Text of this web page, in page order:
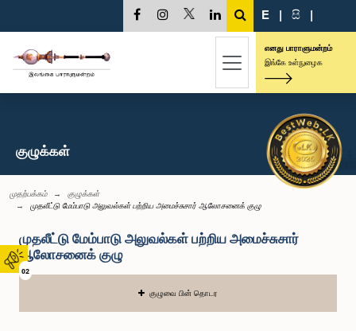
02
E | සි |
எனது பாராளுமன்றம்
இங்கே உள்நுழைக
குழுக்கள்
முதற்பக்கம்
குழுக்கள்
முதலீட்டு மேம்பாடு அலுவல்கள் பற்றிய அமைச்சுசார் ஆலோசனைக் குழு
முதலீட்டு மேம்பாடு அலுவல்கள் பற்றிய அமைச்சுசார்
ஆலோசனைக் குழு
குழுவை பின் தொடர